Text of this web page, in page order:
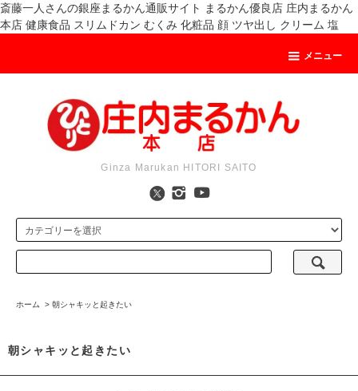
斎藤一人さんの銀座まるかん通販サイト まるかん優良店 庄内まるかん
本店 健康食品 スリムドカン むくみ 化粧品 顔 ツヤ出し クリーム 塩
メニュー
Ginza Marukan HITORI SAITO
ホーム > 朝シャキッと起きたい
朝シャキッと起きたい